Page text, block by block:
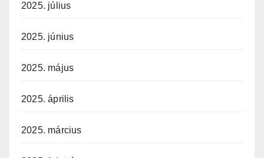
2025. július
2025. június
2025. május
2025. április
2025. március